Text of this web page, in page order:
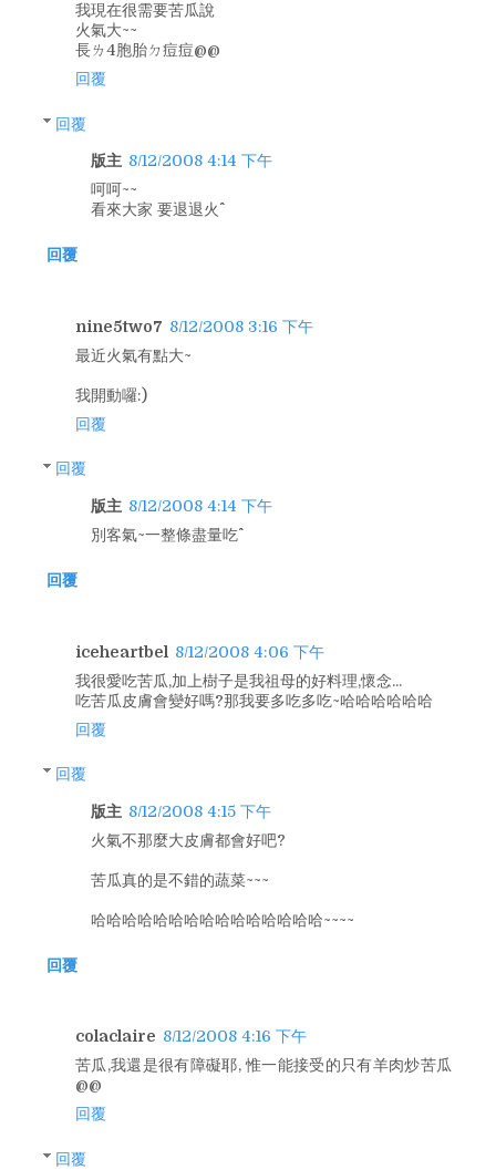
我現在很需要苦瓜說
火氣大~~
長ㄌ4胞胎ㄉ痘痘@@
回覆
回覆
版主 8/12/2008 4:14 下午
呵呵~~
看來大家 要退退火^^
回覆
nine5two7 8/12/2008 3:16 下午
最近火氣有點大~
我開動囉:)
回覆
回覆
版主 8/12/2008 4:14 下午
別客氣~一整條盡量吃^^
回覆
iceheartbel 8/12/2008 4:06 下午
我很愛吃苦瓜,加上樹子是我祖母的好料理,懷念...
吃苦瓜皮膚會變好嗎?那我要多吃多吃~哈哈哈哈哈哈
回覆
回覆
版主 8/12/2008 4:15 下午
火氣不那麼大皮膚都會好吧?
苦瓜真的是不錯的蔬菜~~~
哈哈哈哈哈哈哈哈哈哈哈哈哈哈哈~~~~
回覆
colaclaire 8/12/2008 4:16 下午
苦瓜,我還是很有障礙耶, 惟一能接受的只有羊肉炒苦瓜
@@
回覆
回覆